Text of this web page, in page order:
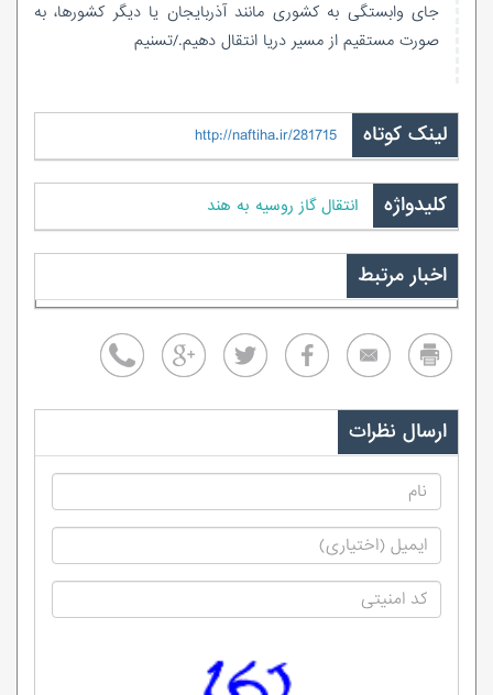
جای وابستگی به کشوری مانند آذربایجان یا دیگر کشورها، به
صورت مستقیم از مسیر دریا انتقال دهیم./تسنیم
لینک کوتاه http://naftiha.ir/281715
کلیدواژه انتقال گاز روسیه به هند
اخبار مرتبط
ارسال نظرات